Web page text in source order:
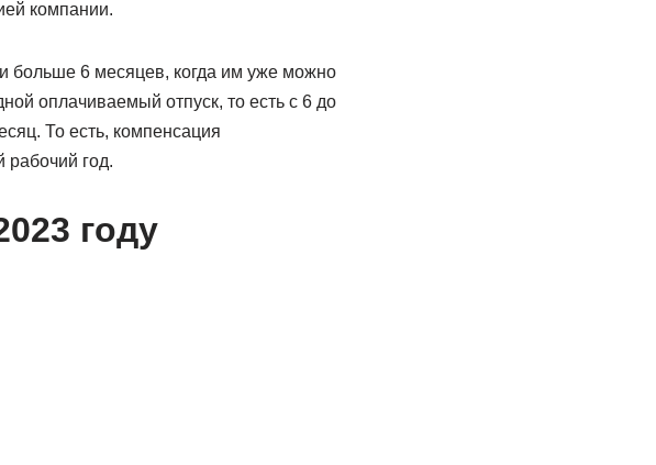
компании.
больше 6 месяцев, когда им уже можно
оплачиваемый отпуск, то есть с 6 до
То есть, компенсация
рабочий год.
году